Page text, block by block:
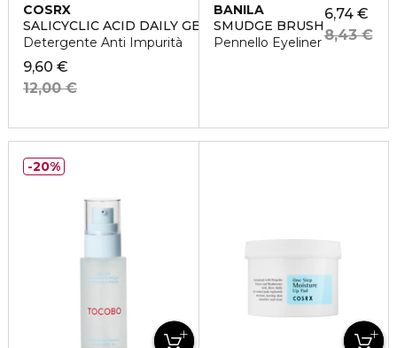
COSRX
SALICYCLIC ACID DAILY GENTLE CLEANSER
Detergente Anti Impurità
9,60 €
12,00 €
BANILA
SMUDGE BRUSH
Pennello Eyeliner
6,74 €
8,43 €
20%